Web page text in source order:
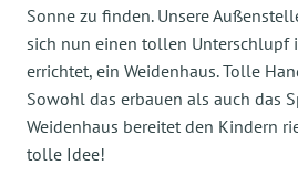
Sonne zu finden. Unsere
sich nun einen tollen Unterschlupf
errichtet, ein Weidenhaus. Tolle
Sowohl das erbauen als auch das
Weidenhaus bereitet den Kindern
tolle Idee!